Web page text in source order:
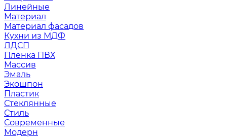
Линейные
Материал
Материал фасадов
Кухни из МДФ
ЛДСП
Пленка ПВХ
Массив
Эмаль
Экошпон
Пластик
Стеклянные
Стиль
Современные
Модерн